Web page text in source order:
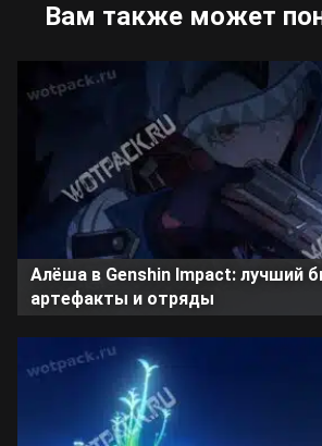
Вам также может
Алёша в Genshin Impact: лучший
артефакты и отряды